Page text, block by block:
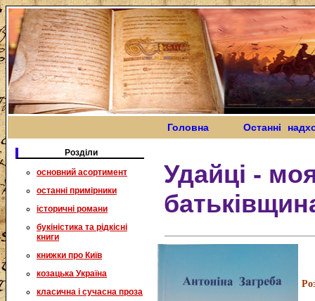
Головна Останні
Розділи
основний асортимент
останні примірники
історичні романи
букіністика та рідкісні
книги
книжки про Київ
козацька Україна
класична і сучасна проза
Удайці -